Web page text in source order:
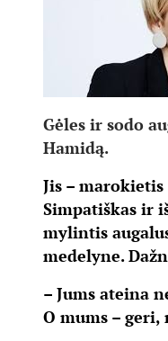
Gėles ir sodo
Hamidą.
Jis –
Simpatiškas ir
mylintis
medelyne.
– Jums ateina
O mums –